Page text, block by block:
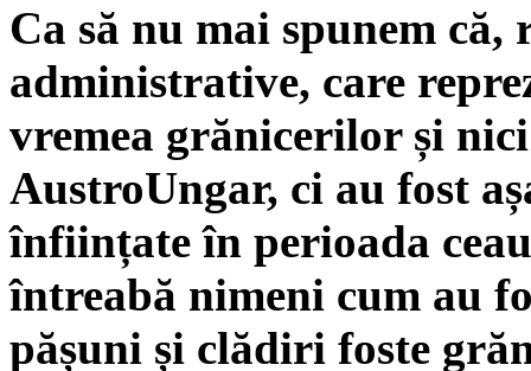
Ca să nu mai spunem că,
administrative, care
vremea grănicerilor și
AustroUngar, ci au fost
înființate în perioada
întreabă nimeni cum au
pășuni și clădiri foste